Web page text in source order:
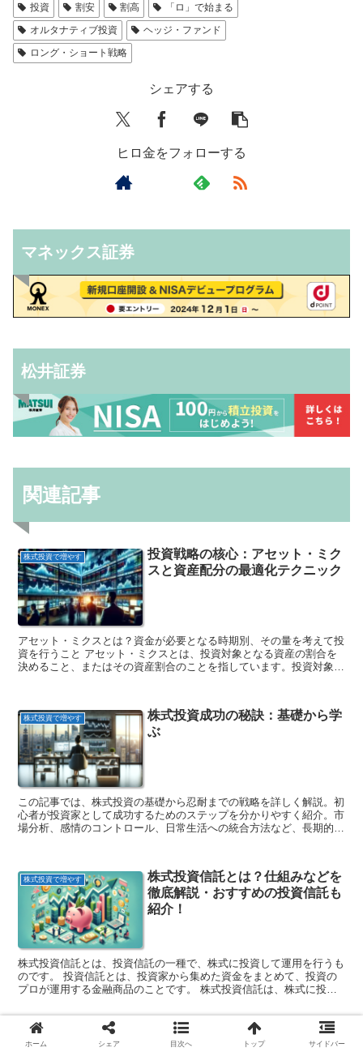
投資 割安 割高
「ロ」で始まる
オルタナティブ投資
ヘッジ・ファンド
ロング・ショート戦略
シェアする
ヒロ金をフォローする
マネックス証券
松井証券
関連記事
株式投資で増やす
投資戦略の核心：アセット・ミク
スと資産配分の最適化テクニック
アセット・ミクスとは？資金が必要となる時期別、その量を考えて投
資を行うこと アセット・ミクスとは、投資対象となる資産の割合を
決めること、またはその資産割合のことを指しています。投資対象と
全な資産である現金や債券に投資することが賢明です。一方、資金が
必要となる時期が遠い場合は、比較的リスクの高い資産である株式に
投資することも検討できます。また、投資対象となる資産は、それぞ
れに特徴があります。株式は、値動きが大きく、投資成果が大きく変
動する可能性があります。債券は、比較的値動きが穏やかで、投資成
果も比較的安定しています。現金は、値動きがほとんどなく、投資成
果も安定しています。アセット・ミクスを決定する際には、投資対象
となる資産の特徴を理解することも重要です。
株式投資で増やす
株式投資成功の秘訣：基礎から学
ぶ
この記事では、株式投資の基礎から忍耐までの戦略を詳しく解説。初
心者が投資家として成功するためのステップを分かりやすく紹介。市
場分析、感情のコントロール、日常生活への統合方法など、長期的な
株式投資で増やす
株式投資信託とは？仕組みなどを
徹底解説・おすすめの投資信託も
紹介！
株式投資信託とは、投資信託の一種で、株式に投資して運用を行うも
のです。 投資信託とは、投資家から集めた資金をまとめて、投資の
プロが運用する金融商品のことです。 株式投資信託は、株式に投資
しています。 株式投資信託は、主に以下の2つの種類があります。 *
アクティブ型投資のプロが、独自の投資判断で銘柄を選定し、運用を
行います。 * インデックス型特定の株式指標（日経平均株価など）に
株式投資で増やす
マーケット・タイミングの難し
ホーム シェア 目次へ トップ サイドバー